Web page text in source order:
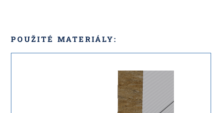
POUŽITÉ MATERIÁLY: